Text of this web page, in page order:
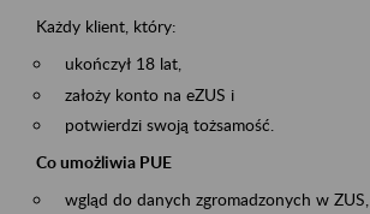
Każdy klient, który:
ukończył 18 lat,
założy konto na eZUS i
potwierdzi swoją tożsamość.
Co umożliwia PUE
wgląd do danych zgromadzonych w ZUS,